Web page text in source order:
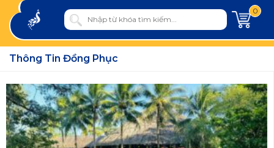
0
Thông Tin Đồng Phục